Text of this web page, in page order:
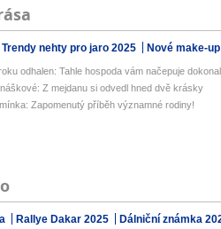
Trendy nehty pro jaro 2025 Nové make-
odhalen: Tahle hospoda vám načepuje
Z mejdanu si odvedl hned dvě krásky
Zapomenutý příběh významné rodiny!
Rallye Dakar 2025 Dálniční známka